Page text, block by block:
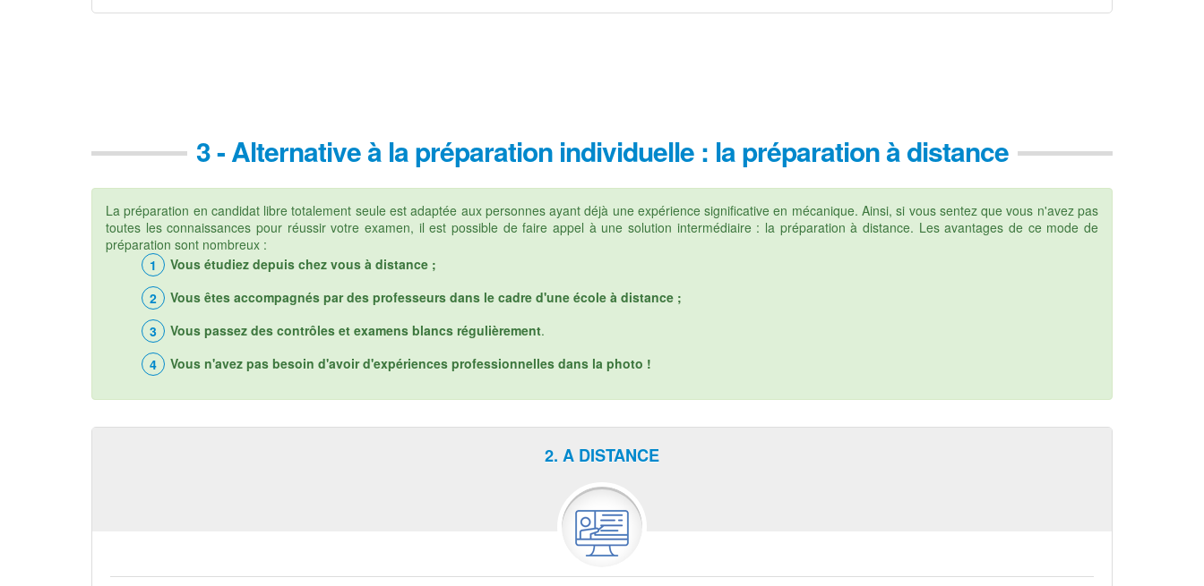
3 - Alternative à la préparation individuelle : la préparation à distance
La préparation en candidat libre totalement seule est adaptée aux personnes ayant déjà une expérience significative en mécanique. Ainsi, si vous sentez que vous n'avez pas
toutes les connaissances pour réussir votre examen, il est possible de faire appel à une solution intermédiaire : la préparation à distance. Les avantages de ce mode de
préparation sont nombreux :
Vous étudiez depuis chez vous à distance ;
Vous êtes accompagnés par des professeurs dans le cadre d'une école à distance ;
Vous passez des contrôles et examens blancs régulièrement.
Vous n'avez pas besoin d'avoir d'expériences professionnelles dans la photo !
2. A DISTANCE